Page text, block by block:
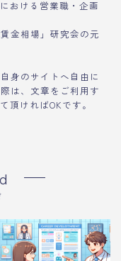
おける営業職・企画
金相場」研究会の元
身のサイトへ自由に
は、文章をご利用す
頂ければOKです。